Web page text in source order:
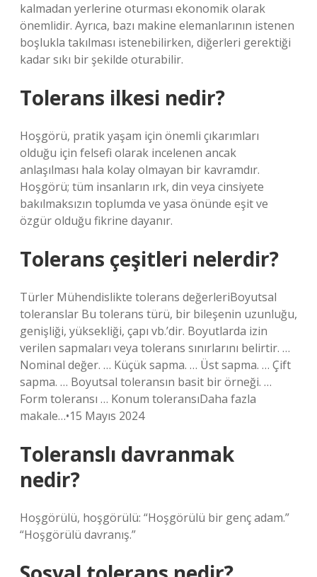
kalmadan yerlerine oturması ekonomik olarak
önemlidir. Ayrıca, bazı makine elemanlarının istenen
boşlukla takılması istenebilirken, diğerleri gerektiği
kadar sıkı bir şekilde oturabilir.
Tolerans ilkesi nedir?
Hoşgörü, pratik yaşam için önemli çıkarımları
olduğu için felsefi olarak incelenen ancak
anlaşılması hala kolay olmayan bir kavramdır.
Hoşgörü; tüm insanların ırk, din veya cinsiyete
bakılmaksızın toplumda ve yasa önünde eşit ve
özgür olduğu fikrine dayanır.
Tolerans çeşitleri nelerdir?
Türler Mühendislikte tolerans değerleriBoyutsal
toleranslar Bu tolerans türü, bir bileşenin uzunluğu,
genişliği, yüksekliği, çapı vb.’dir. Boyutlarda izin
verilen sapmaları veya tolerans sınırlarını belirtir. …
Nominal değer. … Küçük sapma. … Üst sapma. … Çift
sapma. … Boyutsal toleransın basit bir örneği. …
Form toleransı … Konum toleransıDaha fazla
makale…•15 Mayıs 2024
Toleranslı davranmak
nedir?
Hoşgörülü, hoşgörülü: “Hoşgörülü bir genç adam.”
“Hoşgörülü davranış.”